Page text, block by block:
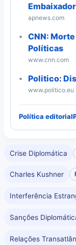
apnews.com
CNN:
Políticas
www.cnn.com
Politico:
www.politico.eu
Política editorial
Crise Diplomática
Charles Kushner
Interferência
Sanções
Relações